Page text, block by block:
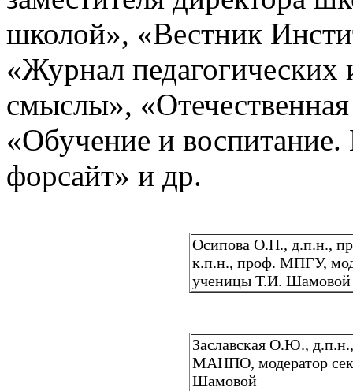
школой», «Вестник
«Журнал
смыслы»,
«Обучение и
форсайт» и др.
Осипова О.П., д.п.н.,
к.п.н., проф. МПГУ,
ученицы Т.И. Шамовой
Заславская О.Ю.,
МАНПО, модератор
Шамовой